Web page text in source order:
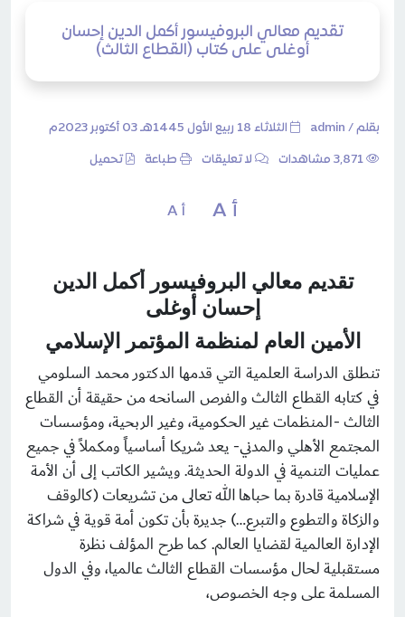
تقديم معالي البروفيسور أكمل الدين إحسان
أوغلى على كتاب (القطاع الثالث)
بقلم / admin الثلاثاء 18 ربيع الأول 1445هـ 03 أكتوبر 2023م
لا تعليقات طباعة تحميل
أ A أ A
تقديم معالي البروفيسور أكمل الدين
إحسان أوغلى
الأمين العام لمنظمة المؤتمر الإسلامي
تنطلق الدراسة العلمية التي قدمها الدكتور محمد السلومي
في كتابه القطاع الثالث والفرص السانحهمن حقيقة أن القطاع
الثالث -المنظمات غير الحكومية، وغير الربحية، ومؤسسات
المجتمع الأهلي والمدني- يعد شريكا أساسياً ومكملاً في جميع
عمليات التنمية في الدولة الحديثة. ويشير الكاتب إلى أن الأمة
الإسلامية قادرة بما حباها الله تعالى من تشريعات (كالوقف
والزكاة والتطوع والتبرع…) جديرة بأن تكون أمة قوية في شراكة
الإدارة العالمية لقضايا العالم. كما طرح المؤلف نظرة
مستقبلية لحال مؤسسات القطاع الثالث عالميا، وفي الدول
المسلمة على وجه الخصوص،